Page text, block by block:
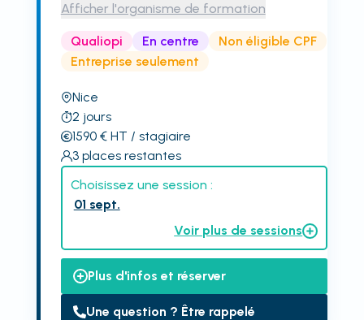
Afficher l'organisme de formation
Qualiopi En centre
Non éligible CPF
Entreprise seulement
Nice
2 jours
1590€ HT / stagiaire
3 places restantes
Choisissez une session :
01 sept.
Voir plus de sessions
Plus d'infos et réserver
Une question ? Être rappelé